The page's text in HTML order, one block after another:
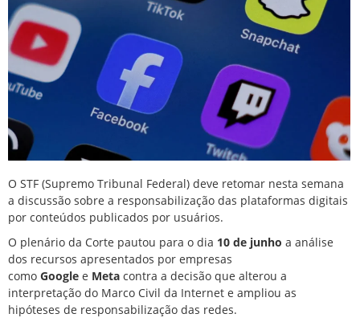
O STF (Supremo Tribunal Federal) deve retomar nesta semana
a discussão sobre a responsabilização das plataformas digitais
por conteúdos publicados por usuários.
O plenário da Corte pautou para o dia 10 de junho a análise
dos recursos apresentados por empresas
como Google e Meta contra a decisão que alterou a
interpretação do Marco Civil da Internet e ampliou as
hipóteses de responsabilização das redes.